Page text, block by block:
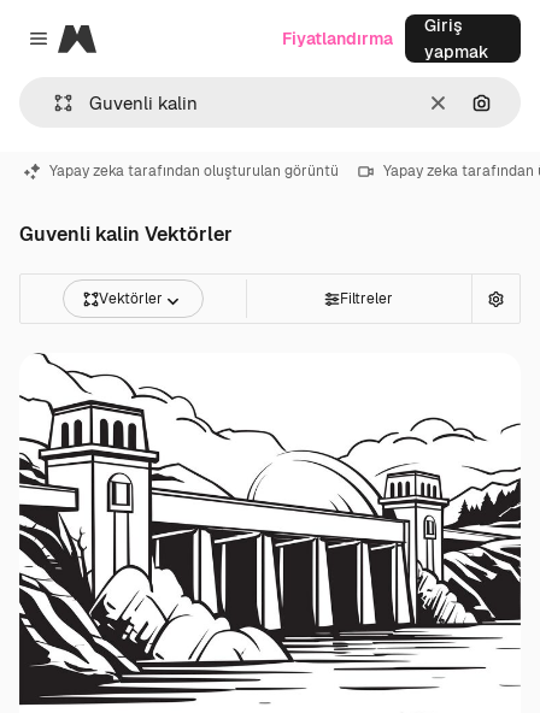
Close menu
Magnific
Temizlemek
Fiyatlandırma
Giriş
yapmak
Yapay zeka tarafından oluşturulan görüntü Yapay zeka
Guvenli kalin Vektörler
Vektörler Filtreler